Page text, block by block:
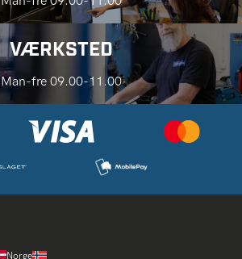
VÆRKSTED
Man-fre 09.00-11.00
Norge